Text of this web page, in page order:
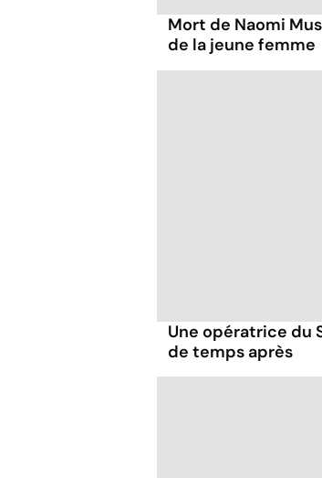
Mort de Naomi
de la jeune femme
Une opératrice du
de temps après